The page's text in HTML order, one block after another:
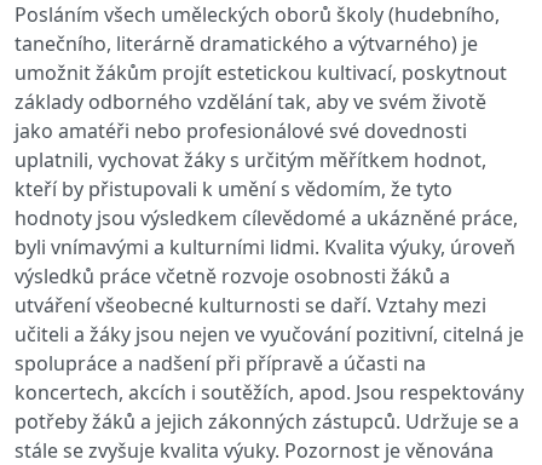
Posláním všech uměleckých oborů školy (hudebního,
tanečního, literárně dramatického a výtvarného) je
umožnit žákům projít estetickou kultivací, poskytnout
základy odborného vzdělání tak, aby ve svém životě
jako amatéři nebo profesionálové své dovednosti
uplatnili, vychovat žáky s určitým měřítkem hodnot,
kteří by přistupovali k umění s vědomím, že tyto
hodnoty jsou výsledkem cílevědomé a ukázněné práce,
byli vnímavými a kulturními lidmi. Kvalita výuky, úroveň
výsledků práce včetně rozvoje osobnosti žáků a
utváření všeobecné kulturnosti se daří. Vztahy mezi
učiteli a žáky jsou nejen ve vyučování pozitivní, citelná je
spolupráce a nadšení při přípravě a účasti na
koncertech, akcích i soutěžích, apod. Jsou respektovány
potřeby žáků a jejich zákonných zástupců. Udržuje se a
stále se zvyšuje kvalita výuky. Pozornost je věnována